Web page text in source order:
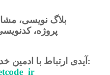
بلاگ نویسی،
پروژه،
آیدی ارتباط با ادمین